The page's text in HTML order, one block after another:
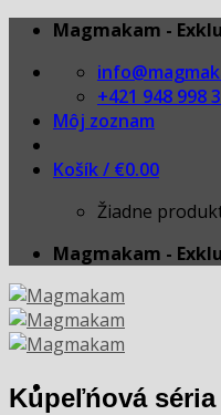
Skip
content
Magmakam -
+421 948 998
Môj zoznam
Košík / €0.00
Žiadne
Magmakam -
Kúpeľńová